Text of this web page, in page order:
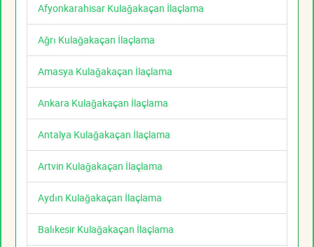
Afyonkarahisar Kulağakaçan İlaçlama
Ağrı Kulağakaçan İlaçlama
Amasya Kulağakaçan İlaçlama
Ankara Kulağakaçan İlaçlama
Antalya Kulağakaçan İlaçlama
Artvin Kulağakaçan İlaçlama
Aydın Kulağakaçan İlaçlama
Balıkesir Kulağakaçan İlaçlama